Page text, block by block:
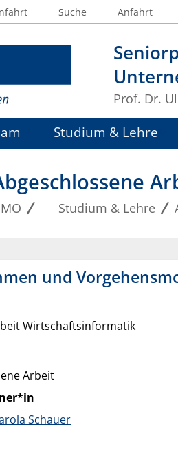
Prof. Dr.
Suche Anfahrt
Studium & Lehre
Studium & Lehre
und
Wirtschaftsinformatik
Arbeit
Schauer